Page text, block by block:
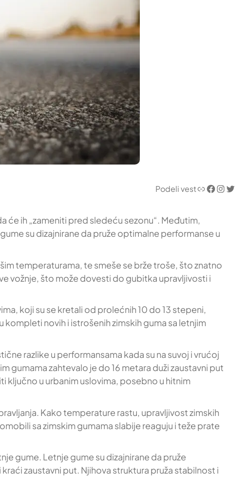
Podeli vestLink Facebook InstagramTwitter
će ih „zameniti pred sledeću sezonu“. Međutim,
su dizajnirane da pruže optimalne performanse u
temperaturama, te smeše se brže troše, što znatno
vožnje, što može dovesti do gubitka upravljivosti i
koji su se kretali od prolećnih 10 do 13 stepeni,
novih i istrošenih zimskih guma sa letnjim
razlike u performansama kada su na suvoj i vrućoj
gumama zahtevalo je do 16 metara duži zaustavni put
ključno u urbanim uslovima, posebno u hitnim
Kako temperature rastu, upravljivost zimskih
sa zimskim gumama slabije reaguju i teže prate
gume. Letnje gume su dizajnirane da pruže
zaustavni put. Njihova struktura pruža stabilnost i